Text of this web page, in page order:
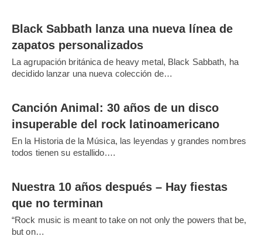
Black Sabbath lanza una nueva línea de
zapatos personalizados
La agrupación británica de heavy metal, Black Sabbath, ha
decidido lanzar una nueva colección de…
Canción Animal: 30 años de un disco
insuperable del rock latinoamericano
En la Historia de la Música, las leyendas y grandes nombres
todos tienen su estallido.…
Nuestra 10 años después – Hay fiestas
que no terminan
“Rock music is meant to take on not only the powers that be,
but on…